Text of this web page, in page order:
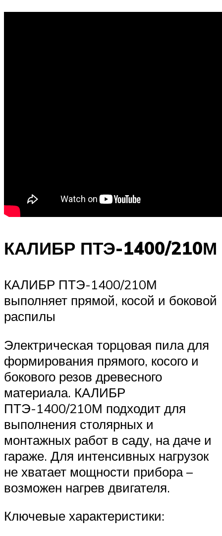
КАЛИБР ПТЭ-1400/210М
КАЛИБР ПТЭ-1400/210М
выполняет прямой, косой и боковой
распилы
Электрическая торцовая пила для
формирования прямого, косого и
бокового резов древесного
материала. КАЛИБР
ПТЭ-1400/210М подходит для
выполнения столярных и
монтажных работ в саду, на даче и
гараже. Для интенсивных нагрузок
не хватает мощности прибора –
возможен нагрев двигателя.
Ключевые характеристики: